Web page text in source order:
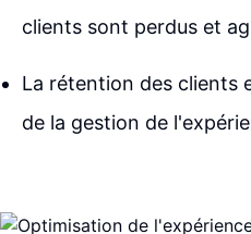
clients sont perdus et
La rétention des clients
de la gestion de